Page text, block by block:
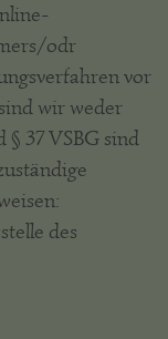
odr
vor
wir weder
37 VSBG sind
des